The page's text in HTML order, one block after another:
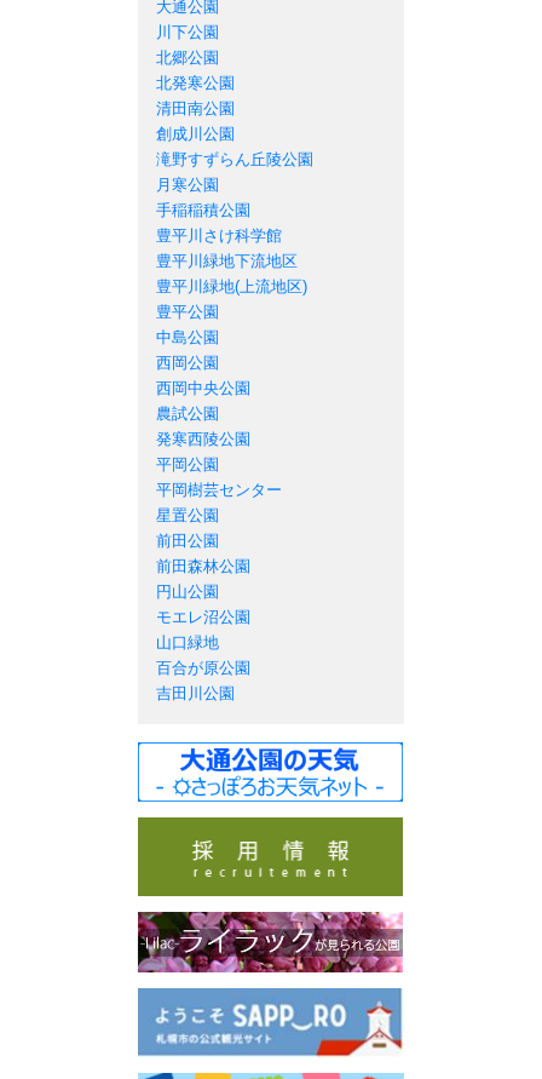
大通公園
川下公園
北郷公園
北発寒公園
清田南公園
創成川公園
滝野すずらん丘陵公園
月寒公園
手稲稲積公園
豊平川さけ科学館
豊平川緑地下流地区
豊平川緑地(上流地区)
豊平公園
中島公園
西岡公園
西岡中央公園
農試公園
発寒西陵公園
平岡公園
平岡樹芸センター
星置公園
前田公園
前田森林公園
円山公園
モエレ沼公園
山口緑地
百合が原公園
吉田川公園